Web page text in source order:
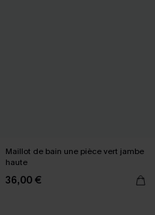
Maillot de bain une pièce vert jambe
haute
36,00 €